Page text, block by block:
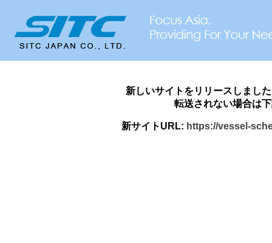
新しいサイトをリリースしまし
転送されない場合は
新サイトURL: https://vessel-